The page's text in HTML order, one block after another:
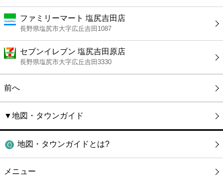
ファミリーマート 塩尻吉田店
長野県塩尻市大字広丘吉田1087
セブンイレブン 塩尻吉田原店
長野県塩尻市大字広丘吉田3330
前へ
▼地図・タウンガイド
地図・タウンガイドとは?
メニュー